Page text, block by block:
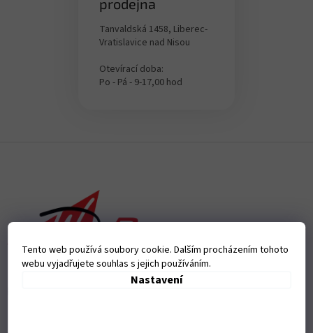
Tento web používá soubory cookie. Dalším procházením tohoto
webu vyjadřujete souhlas s jejich používáním.
Nastavení
prodejna
Tanvaldská 1458, Liberec-
Vratislavice nad Nisou
Otevírací doba:
Po - Pá - 9-17,00 hod